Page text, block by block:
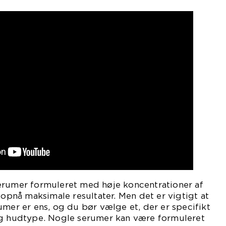
formuleret med høje koncentrationer af
maksimale resultater. Men det er vigtigt at
er ens, og du bør vælge et, der er specifikt
hudtype. Nogle serumer kan være formuleret